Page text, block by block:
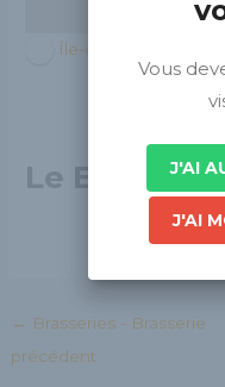
Île-de-France
Le Bar
← Brasseries - Brasserie
précédent
Vous
J'AI
J'AI